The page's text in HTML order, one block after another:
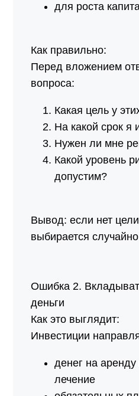
для роста
Как правильно:
Перед вложением
вопроса:
Какая цель у
На какой срок я
Нужен ли мне
Какой уровень
допустим?
Вывод: если нет
выбирается случайно
Ошибка 2.
деньги
Как это выглядит:
Инвестиции
денег на
лечение